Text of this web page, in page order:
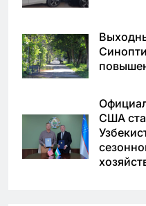
США